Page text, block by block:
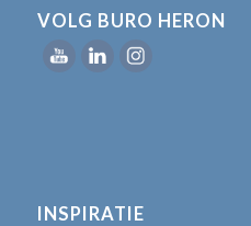
VOLG BURO HERON
INSPIRATIE